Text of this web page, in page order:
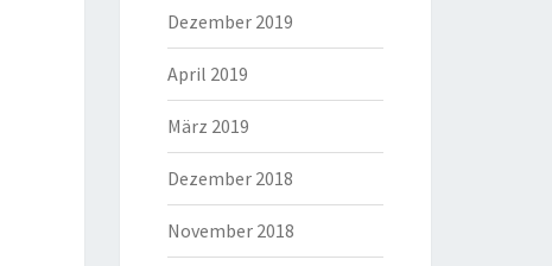
Dezember 2019
April 2019
März 2019
Dezember 2018
November 2018